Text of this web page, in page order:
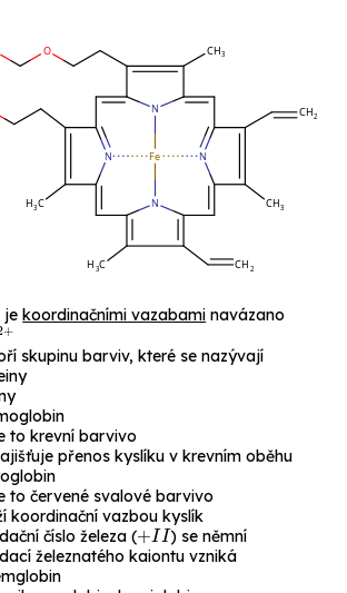
jekoordinačními vazabami navázano
+
skupinu barviv, které se nazývají
to krevní barvivo
přenos kyslíku v krevním oběhu
to červené svalové barvivo
koordinační vazbou kyslík
číslo železa (
+II
) se němní
železnatého kaiontu vzniká